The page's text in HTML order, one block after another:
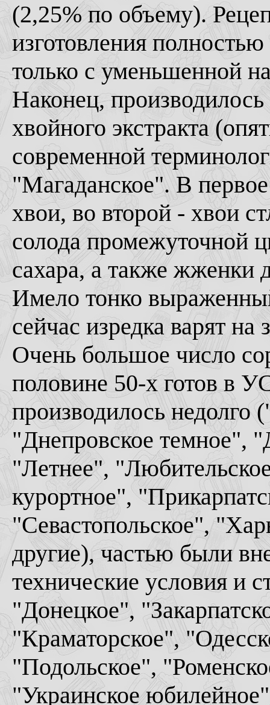
(2,25% по объему).
изготовления
только с уменьшенной
Наконец,
хвойного экстракта
современной
"Магаданское". В
хвои, во второй - хвои
солода промежуточной
сахара, а также жженки
Имело тонко
сейчас изредка варят на
Очень большое число
половине 50-х готов в
производилось недолго
"Днепровское темное",
"Летнее",
курортное",
"Севастопольское",
другие), частью были
технические условия и
"Донецкое",
"Краматорское",
"Подольское",
"Украинское